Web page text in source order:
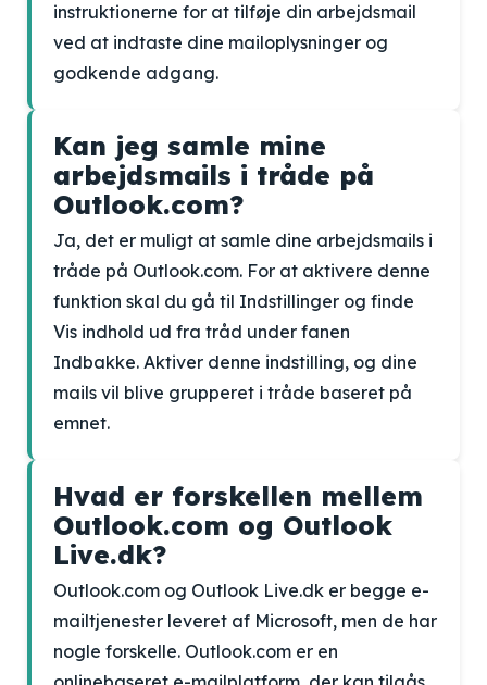
instruktionerne for at tilføje din arbejdsmail
ved at indtaste dine mailoplysninger og
godkende adgang.
Kan jeg samle mine
arbejdsmails i tråde på
Outlook.com?
Ja, det er muligt at samle dine arbejdsmails i
tråde på Outlook.com. For at aktivere denne
funktion skal du gå til Indstillinger og finde
Vis indhold ud fra tråd under fanen
Indbakke. Aktiver denne indstilling, og dine
mails vil blive grupperet i tråde baseret på
emnet.
Hvad er forskellen mellem
Outlook.com og Outlook
Live.dk?
Outlook.com og Outlook Live.dk er begge e-
mailtjenester leveret af Microsoft, men de har
nogle forskelle. Outlook.com er en